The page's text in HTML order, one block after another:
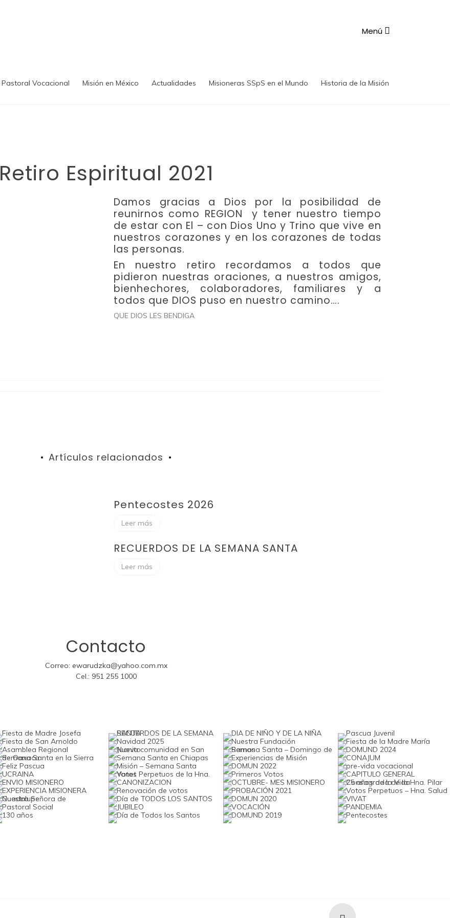
Menú
Pastoral Vocacional Misión en México Actualidades Misioneras SSpS en el Mundo Historia de la Misión
Retiro Espiritual 2021
Damos gracias a Dios por la posibilidad de
reunirnos como REGION y tener nuestro tiempo
de estar con El – con Dios Uno y Trino que vive en
nuestros corazones y en los corazones de todas
las personas.
En nuestro retiro recordamos a todos que
pidieron nuestras oraciones, a nuestros amigos,
bienhechores, colaboradores, familiares y a
todos que DIOS puso en nuestro camino….
QUE DIOS LES BENDIGA
Artículos relacionados
Pentecostes 2026
Leer más
RECUERDOS DE LA SEMANA SANTA
Leer más
Contacto
Correo: ewarudzka@yahoo.com.mx
Cel.: 951 255 1000